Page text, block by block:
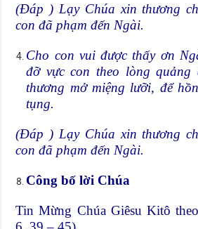
(Đáp ) Lạy Chúa xin thương
con đã phạm đến Ngài.
Cho con vui được thấy ơn
đỡ vực con theo lòng
thương mở miệng lưỡi, để
tụng.
(Đáp ) Lạy Chúa xin thương
con đã phạm đến Ngài.
Công bố lời Chúa
Tin Mừng Chúa Giêsu Kitô